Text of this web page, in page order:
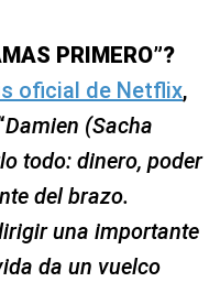
PRIMERO”?
oficial de Netflix,
Damien (Sacha
todo: dinero, poder
del brazo.
una importante
da un vuelco